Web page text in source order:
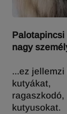
nagy
...ez